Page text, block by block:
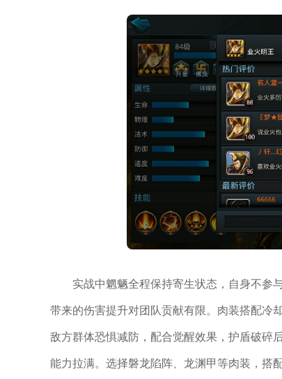
实战中魍魉全程保持寄生状态，自身不参
带来的伤害提升对团队贡献有限。肉装搭配冷
敌方群体恐惧减防，配合觉醒效果，护盾破碎
能力拉满。选择磐龙陷阵、龙渊甲等肉装，搭